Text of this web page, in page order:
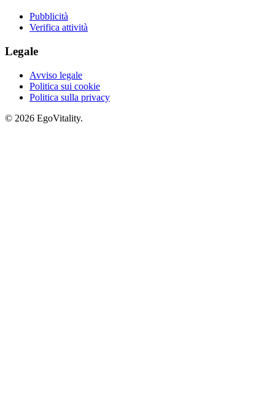
Pubblicità
Verifica attività
Legale
Avviso legale
Politica sui cookie
Politica sulla privacy
© 2026 EgoVitality.